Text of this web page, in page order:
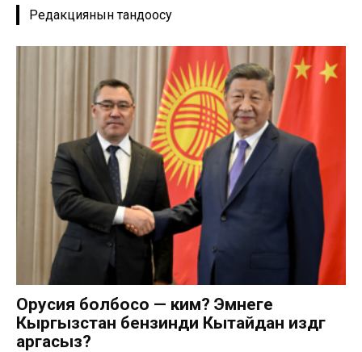
Редакциянын тандоосу
Орусия болбосо — ким? Эмнеге
Кыргызстан бензинди Кытайдан издөөгө
аргасыз?